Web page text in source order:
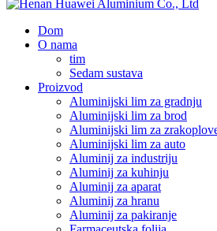
Dom
O nama
tim
Sedam sustava
Proizvod
Aluminijski lim za gradnju
Aluminijski lim za brod
Aluminijski lim za
Aluminijski lim za auto
Aluminij za industriju
Aluminij za kuhinju
Aluminij za aparat
Aluminij za hranu
Aluminij za pakiranje